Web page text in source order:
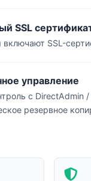
SSL
включают SSL-
управление
с DirectAdmin /
резервное